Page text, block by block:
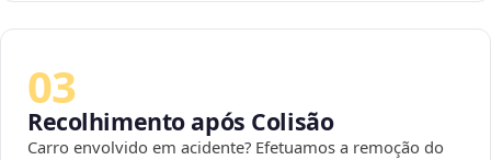
03
Recolhimento após Colisão
Carro envolvido em acidente? Efetuamos a remoção do